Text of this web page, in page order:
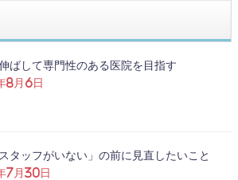
ばして専門性のある医院を目指す
8月6日
スタッフがいない」の前に見直したいこと
7月30日